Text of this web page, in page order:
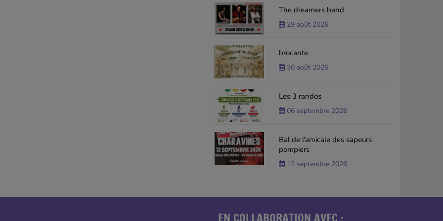
The dreamers band
29 août 2026
brocante
30 août 2026
Les 3 randos
06 septembre 2026
Bal de l'amicale des sapeurs
pompiers
12 septembre 2026
EN COLLABORATION AVEC :